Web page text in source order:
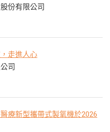
份有限公司
走進人心
司
醫療新型攜帶式製氧機於2026